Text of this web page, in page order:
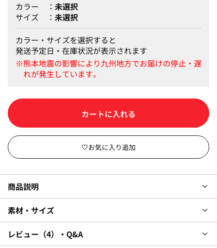
カラー
未選択
サイズ
未選択
カラー・サイズを選択すると
発送予定日・在庫状況が表示されます
カートに入れる
商品説明
素材・サイズ
レビュー 4 ・Q&A